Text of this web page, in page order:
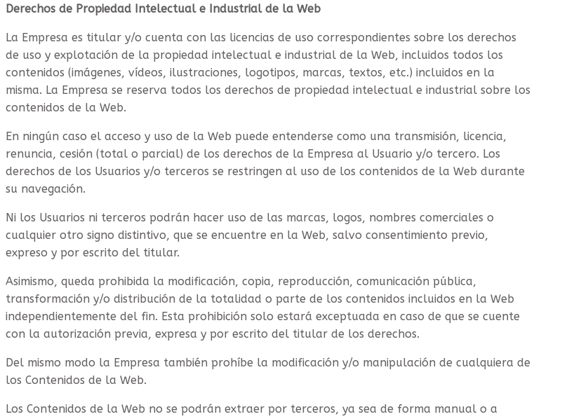
Derechos de Propiedad Intelectual e Industrial de la Web
La Empresa es titular y/o cuenta con las licencias de uso correspondientes sobre los derechos
de uso y explotación de la propiedad intelectual e industrial de la Web, incluidos todos los
contenidos (imágenes, vídeos, ilustraciones, logotipos, marcas, textos, etc.) incluidos en la
misma. La Empresa se reserva todos los derechos de propiedad intelectual e industrial sobre los
contenidos de la Web.
En ningún caso el acceso y uso de la Web puede entenderse como una transmisión, licencia,
renuncia, cesión (total o parcial) de los derechos de la Empresa al Usuario y/o tercero. Los
derechos de los Usuarios y/o terceros se restringen al uso de los contenidos de la Web durante
su navegación.
Ni los Usuarios ni terceros podrán hacer uso de las marcas, logos, nombres comerciales o
cualquier otro signo distintivo, que se encuentre en la Web, salvo consentimiento previo,
expreso y por escrito del titular.
Asimismo, queda prohibida la modificación, copia, reproducción, comunicación pública,
transformación y/o distribución de la totalidad o parte de los contenidos incluidos en la Web
independientemente del fin. Esta prohibición solo estará exceptuada en caso de que se cuente
con la autorización previa, expresa y por escrito del titular de los derechos.
Del mismo modo la Empresa también prohíbe la modificación y/o manipulación de cualquiera de
los Contenidos de la Web.
Los Contenidos de la Web no se podrán extraer por terceros, ya sea de forma manual o a